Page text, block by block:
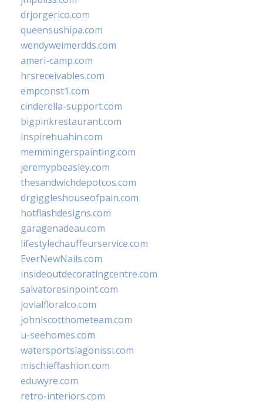
drjorgerico.com
queensushipa.com
wendyweimerdds.com
ameri-camp.com
hrsreceivables.com
empconst1.com
cinderella-support.com
bigpinkrestaurant.com
inspirehuahin.com
memmingerspainting.com
jeremypbeasley.com
thesandwichdepotcos.com
drgiggleshouseofpain.com
hotflashdesigns.com
garagenadeau.com
lifestylechauffeurservice.com
EverNewNails.com
insideoutdecoratingcentre.com
salvatoresinpoint.com
jovialfloralco.com
johnlscotthometeam.com
u-seehomes.com
watersportslagonissi.com
mischieffashion.com
eduwyre.com
retro-interiors.com